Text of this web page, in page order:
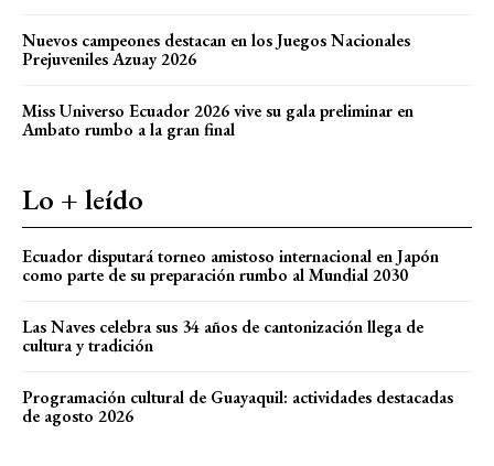
Nuevos campeones destacan en los Juegos Nacionales
Prejuveniles Azuay 2026
Miss Universo Ecuador 2026 vive su gala preliminar en
Ambato rumbo a la gran final
Lo + leído
Ecuador disputará torneo amistoso internacional en Japón
como parte de su preparación rumbo al Mundial 2030
Las Naves celebra sus 34 años de cantonización llega de
cultura y tradición
Programación cultural de Guayaquil: actividades destacadas
de agosto 2026